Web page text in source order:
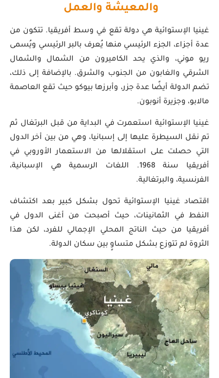
والمعيشة والعمل
غينيا الإستوائية هي دولة تقع في وسط أفريقيا. تتكون من
عدة أجزاء، الجزء الرئيسي منها يُعرف بالبر الرئيسي ويُسمى
ريو موني، والذي يحد الكاميرون من الشمال والشمال
الشرقي والغابون من الجنوب والشرق. بالإضافة إلى ذلك،
تضم الدولة أيضًا عدة جزر، وأبرزها بيوكو حيث تقع العاصمة
مالابو، وجزيرة أنوبون.
غينيا الإستوائية استعمرت في البداية من قبل البرتغال ثم
تم نقل السيطرة عليها إلى إسبانيا، وهي من بين أخر الدول
التي حصلت على استقلالها من الاستعمار الأوروبي في
أفريقيا سنة 1968. اللغات الرسمية هي الإسبانية،
الفرنسية، والبرتغالية.
اقتصاد غينيا الإستوائية تحول بشكل كبير بعد اكتشاف
النفط في الثمانينات، حيث أصبحت من أغنى الدول في
أفريقيا من حيث الناتج المحلي الإجمالي للفرد، لكن هذا
الثروة لم تتوزع بشكل متساوٍ بين سكان الدولة.